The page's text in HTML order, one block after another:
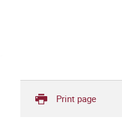
Print page